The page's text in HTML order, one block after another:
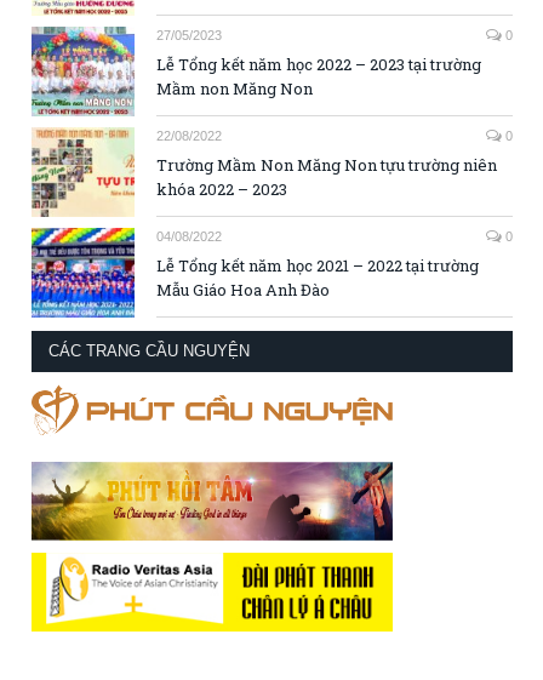
27/05/2023 0
Lễ Tổng kết năm học 2022 – 2023 tại trường
Mầm non Măng Non
22/08/2022 0
Trường Mầm Non Măng Non tựu trường niên
khóa 2022 – 2023
04/08/2022 0
Lễ Tổng kết năm học 2021 – 2022 tại trường
Mẫu Giáo Hoa Anh Đào
CÁC TRANG CẦU NGUYỆN